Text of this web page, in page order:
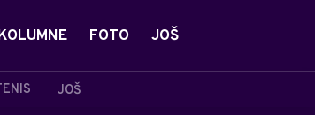
JOŠ
FOTO JOŠ